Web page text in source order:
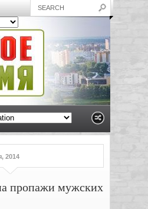
2014
пропажи мужских